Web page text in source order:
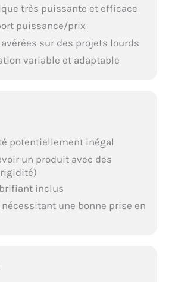
très puissante et efficace
puissance/prix
sur des projets lourds
variable et adaptable
potentiellement inégal
un produit avec des
inclus
une bonne prise en